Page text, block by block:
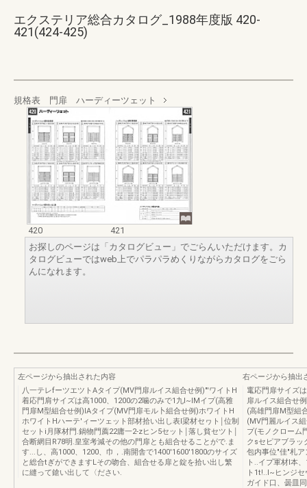
エクステリア総合カタログ_1988年度版 420-
421(424-425)
規格表 門扉 ハーディーツェット
420
421
お探しのページは「カタログビュー」でごらんいただけます。カ
タログビューではweb上でパラパラめくりながらカタログをごら
んになれます。
左ページから抽出された内容
八一テレfーツエツトAタイプ(MV門扉ルイス組合せ例)"'ワイトH
着応門肩サイズは高1000、1200の2噛のみで1九I~IMイプ(高雅
門扉M型組合せ例)IAタイプ(MV門扉モル卜組合せ例)ホワイトH
ホワイトHハーテ'ィーツェット部材拾い出し表l梁材セヮト￨位制
セットi月隊材門.鍋物門薦22庸一2-zヒン5セット￨落し貧セツト￨
合断網目R78明.皇室考減その他の門扉とも組合せることがで.ま
す...し、高1000、1200、巾，.南開舎で1400'1600'1800のサイズ
と総合tぎができますLその吻合、組合せる扉と錠を拾い出し繁
に縫って鎗い出して〈ださい.
右ページから抽出
竃応門扉サイズ
扉ルイス組合せ
(高雄門扉M型組
(MV門麗ルイス
プ(モノクローム
クsセピアブラッ
包内事位"佳"札
ト..イプ軍材l本
ト1t!..I~ヒンジ
ガイド口、曇皿